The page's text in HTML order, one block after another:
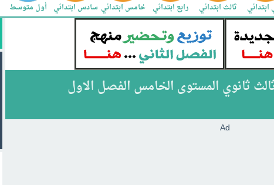
ابتدائي ثالث ابتدائي رابع ابتدائي خامس ابتدائي سادس ابتدائي أول متوسط
ثانوي المستوى الخامس الفصل الاول
Ad